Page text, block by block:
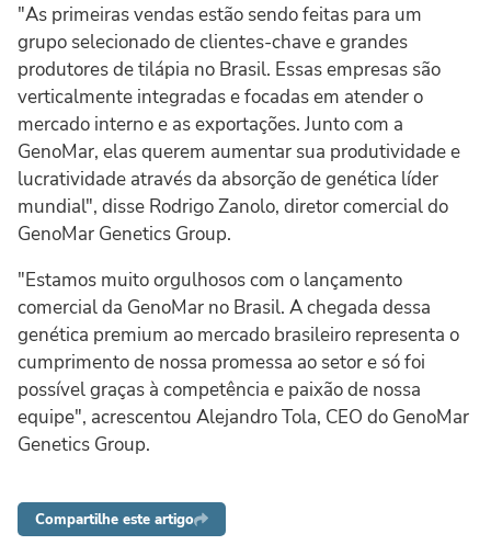
"As primeiras vendas estão sendo feitas para um
grupo selecionado de clientes-chave e grandes
produtores de tilápia no Brasil. Essas empresas são
verticalmente integradas e focadas em atender o
mercado interno e as exportações. Junto com a
GenoMar, elas querem aumentar sua produtividade e
lucratividade através da absorção de genética líder
mundial", disse Rodrigo Zanolo, diretor comercial do
GenoMar Genetics Group.
"Estamos muito orgulhosos com o lançamento
comercial da GenoMar no Brasil. A chegada dessa
genética premium ao mercado brasileiro representa o
cumprimento de nossa promessa ao setor e só foi
possível graças à competência e paixão de nossa
equipe", acrescentou Alejandro Tola, CEO do GenoMar
Genetics Group.
Compartilhe este artigo